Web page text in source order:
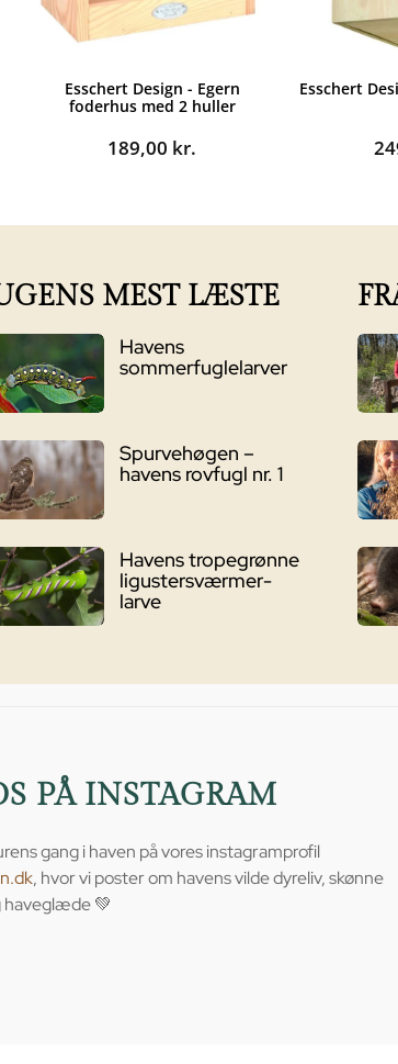
Esschert Design - Egern
foderhus med 2 huller
189,00 kr.
Esschert
MEST LÆSTE
Havens
sommerfuglelarver
Spurvehøgen –
havens rovfugl nr. 1
Havens tropegrønne
ligustersværmer-
larve
PÅ INSTAGRAM
gang i haven på vores instagramprofil
, hvor vi poster om havens vilde dyreliv, skønne
haveglæde 💚